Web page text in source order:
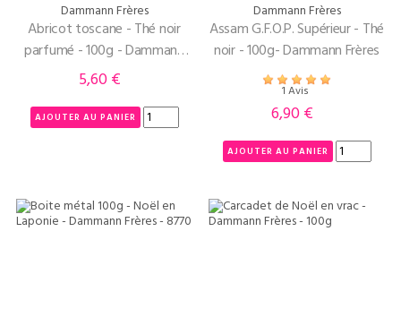
Dammann Frères
Abricot toscane - Thé noir
parfumé - 100g - Dammann
Frères
Prix
5,60 €
AJOUTER AU PANIER
Dammann Frères
Assam G.F.O.P. Supérieur - Thé
noir - 100g- Dammann Frères
1 Avis
Prix
6,90 €
AJOUTER AU PANIER